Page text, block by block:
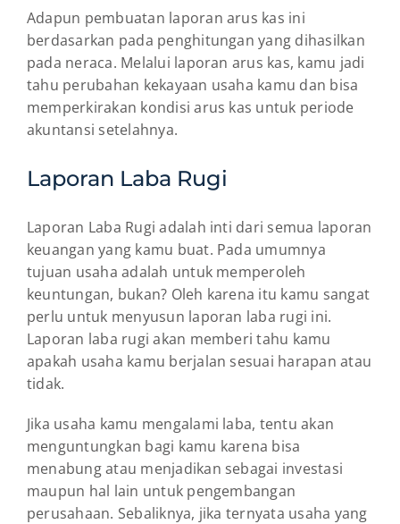
Adapun pembuatan laporan arus kas ini
berdasarkan pada penghitungan yang dihasilkan
pada neraca. Melalui laporan arus kas, kamu jadi
tahu perubahan kekayaan usaha kamu dan bisa
memperkirakan kondisi arus kas untuk periode
akuntansi setelahnya.
Laporan Laba Rugi
Laporan Laba Rugi adalah inti dari semua laporan
keuangan yang kamu buat. Pada umumnya
tujuan usaha adalah untuk memperoleh
keuntungan, bukan? Oleh karena itu kamu sangat
perlu untuk menyusun laporan laba rugi ini.
Laporan laba rugi akan memberi tahu kamu
apakah usaha kamu berjalan sesuai harapan atau
tidak.
Jika usaha kamu mengalami laba, tentu akan
menguntungkan bagi kamu karena bisa
menabung atau menjadikan sebagai investasi
maupun hal lain untuk pengembangan
perusahaan. Sebaliknya, jika ternyata usaha yang